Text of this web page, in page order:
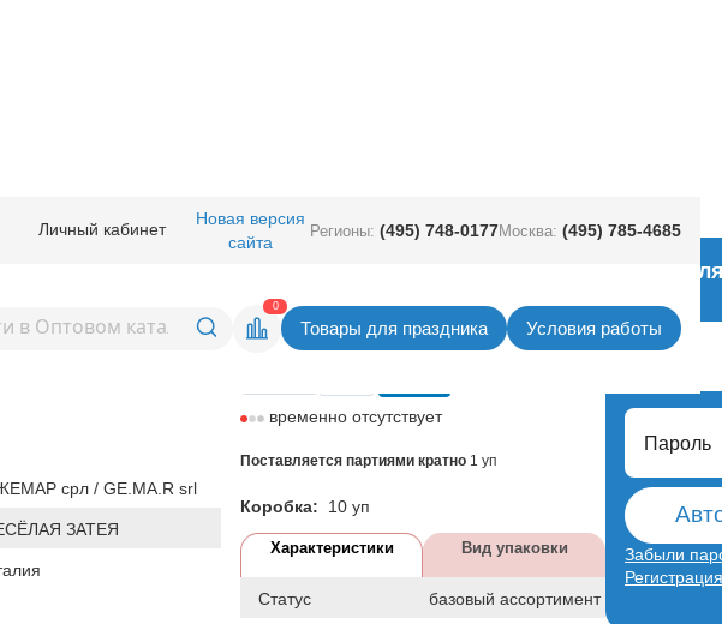
Личный кабинет
Новая версия
сайта
Регионы: (495) 748-0177Москва: (495) 785-4685
0
Товары для праздника Условия работы
срл / GE.MA.R srl
ЗАТЕЯ
Цена 974,00 руб. за уп
временно отсутствует
Поставляется партиями кратно 1 уп
Коробка: 10 уп
Характеристики Вид упаковки
Статус базовый ассортимент
Вход
Логин
Пароль
Забыли